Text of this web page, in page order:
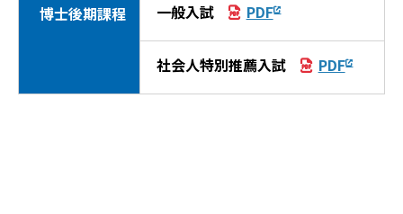
博士後期課程 一般入試 PDF
社会人特別推薦入試 PDF